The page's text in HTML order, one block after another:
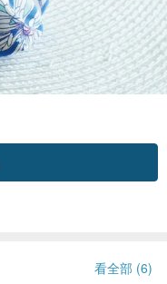
看全部 (6)